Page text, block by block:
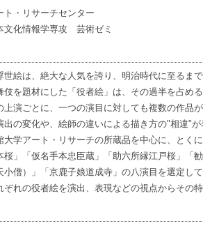
・リサーチセンター
化情報学専攻 芸術ゼミ
は、絶大な人気を誇り、明治時代に至るまで
伎を題材にした「役者絵」は、その過半を占め
上演ごとに、一つの演目に対しても複数の作品
の変化や、絵師の違いによる描き方の"相違"が
学アート・リサーチの所蔵品を中心に、とく
」「仮名手本忠臣蔵」「助六所縁江戸桜」「
小僧）」「京鹿子娘道成寺」の八演目を選定し
ぞれの役者絵を演出、表現などの視点からその